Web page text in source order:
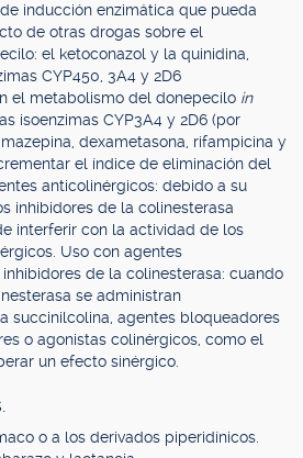
inducción enzimática que pueda
de otras drogas sobre el
el ketoconazol y la quinidina,
CYP450, 3A4 y 2D6
el metabolismo del donepecilo in
isoenzimas CYP3A4 y 2D6 (por
dexametasona, rifampicina y
el índice de eliminación del
anticolinérgicos: debido a su
inhibidores de la colinesterasa
interferir con la actividad de los
Uso con agentes
de la colinesterasa: cuando
se administran
succinilcolina, agentes bloqueadores
o agonistas colinérgicos, como el
un efecto sinérgico.
o a los derivados piperidínicos.